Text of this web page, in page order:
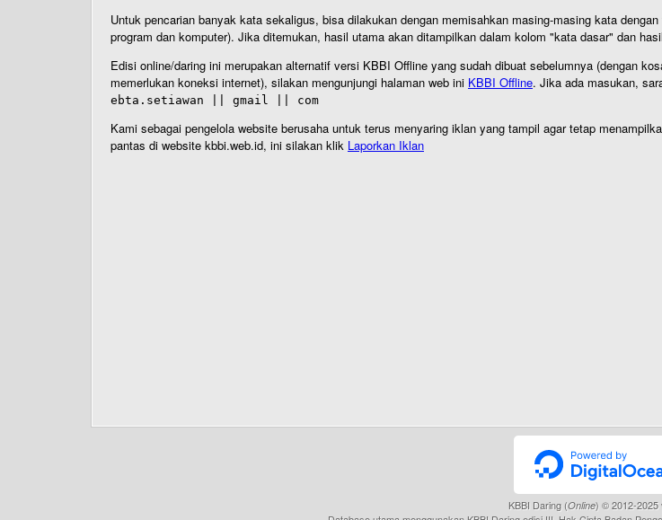
Untuk pencarian banyak kata sekaligus, bisa dilakukan dengan memisahkan masing-masing kata
program dan komputer). Jika ditemukan, hasil utama akan ditampilkan dalam kolom "kata dasar" dan
Edisi online/daring ini merupakan alternatif versi KBBI Offline yang sudah dibuat sebelumnya (dengan
memerlukan koneksi internet), silakan mengunjungi halaman web ini KBBI Offline. Jika ada masukan,
ebta.setiawan || gmail || com
Kami sebagai pengelola website berusaha untuk terus menyaring iklan yang tampil agar tetap
pantas di website kbbi.web.id, ini silakan klik Laporkan Iklan
KBBI Daring (Online) © 2012-2025